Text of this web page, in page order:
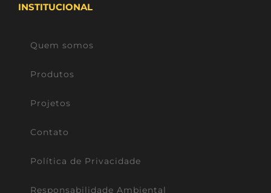
INSTITUCIONAL
Quem somos
Produtos
Projetos
Contato
Política de Privacidade
Responsabilidade Ambiental